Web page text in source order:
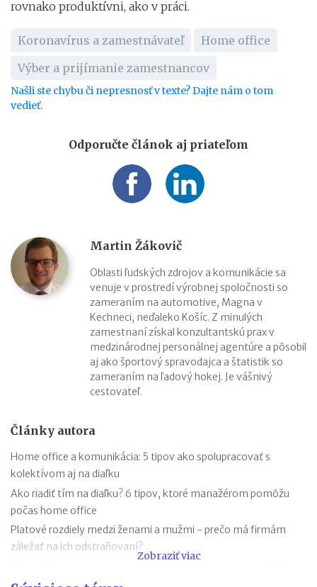
rovnako produktívni, ako v práci.
Koronavírus a zamestnávateľ
Home office
Výber a prijímanie zamestnancov
Našli ste chybu či nepresnosť v texte? Dajte nám o tom
vedieť.
Odporučte článok aj priateľom
Martin Žákovič
Oblasti ľudských zdrojov a komunikácie sa
venuje v prostredí výrobnej spoločnosti so
zameraním na automotive, Magna v
Kechneci, neďaleko Košíc. Z minulých
zamestnaní získal konzultantskú prax v
medzinárodnej personálnej agentúre a pôsobil
aj ako športový spravodajca a štatistik so
zameraním na ľadový hokej. Je vášnivý
cestovateľ.
Články autora
Home office a komunikácia: 5 tipov ako spolupracovať s
kolektívom aj na diaľku
Ako riadiť tím na diaľku? 6 tipov, ktoré manažérom pomôžu
počas home office
Platové rozdiely medzi ženami a mužmi - prečo má firmám
záležať na ich odstraňovaní?
Zobraziť viac